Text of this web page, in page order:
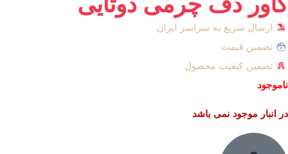
ارسال سریع به سراسر ایران
تضمین قیمت
تضمین کیفیت محصول
ناموجود
در انبار موجود نمی باشد